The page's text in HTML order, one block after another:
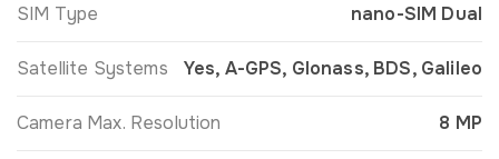
SIM Type nano-SIM Dual
Satellite Systems Yes, A-GPS, Glonass, BDS, Galileo
Camera Max. Resolution 8 MP